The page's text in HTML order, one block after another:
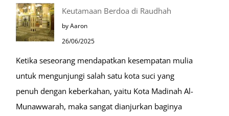
di
Eropa
Keutamaan Berdoa di Raudhah
by Aaron
26/06/2025
Ketika seseorang mendapatkan kesempatan mulia
untuk mengunjungi salah satu kota suci yang
penuh dengan keberkahan, yaitu Kota Madinah Al-
Munawwarah, maka sangat dianjurkan baginya